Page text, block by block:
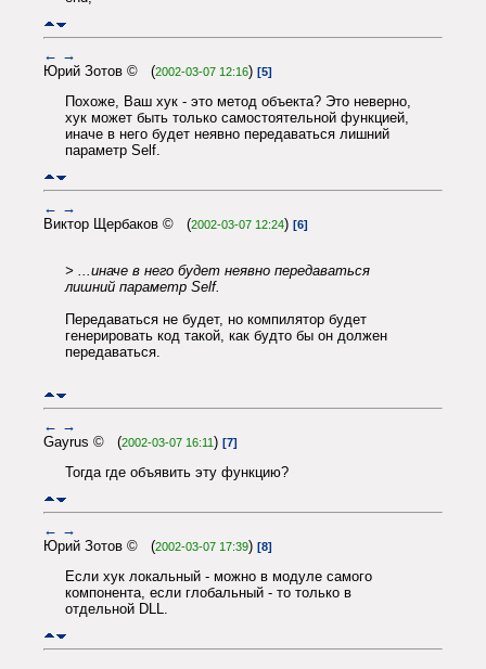
← →
Юрий Зотов © (2002-03-07 12:16) [5]
Похоже, Ваш хук - это метод объекта? Это неверно,
хук может быть только самостоятельной функцией,
иначе в него будет неявно передаваться лишний
параметр Self.
← →
Виктор Щербаков © (2002-03-07 12:24) [6]
> ...иначе в него будет неявно передаваться
лишний параметр Self.
Передаваться не будет, но компилятор будет
генерировать код такой, как будто бы он должен
передаваться.
← →
Gayrus © (2002-03-07 16:11) [7]
Тогда где объявить эту функцию?
← →
Юрий Зотов © (2002-03-07 17:39) [8]
Если хук локальный - можно в модуле самого
компонента, если глобальный - то только в
отдельной DLL.